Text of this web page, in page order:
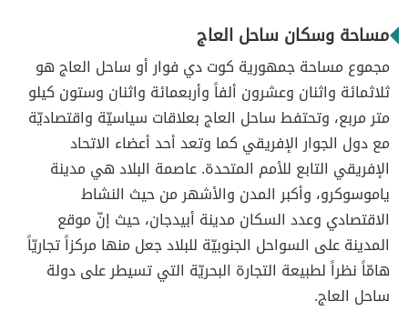
مساحة وسكان ساحل العاج
مجموع مساحة جمهورية كوت دي فوار أو ساحل العاج هو
ثلاثمائة واثنان وعشرون ألفاً وأربعمائة واثنان وستون كيلو
متر مربع، وتحتفط ساحل العاج بعلاقات سياسيّة واقتصاديّة
مع دول الجوار الإفريقي كما وتعد أحد أعضاء الاتحاد
الإفريقي التابع للأمم المتحدة. عاصمة البلاد هي مدينة
ياموسوكرو، وأكبر المدن والأشهر من حيث النشاط
الاقتصادي وعدد السكان مدينة أبيدجان، حيث إنّ موقع
المدينة على السواحل الجنوبيّة للبلاد جعل منها مركزاً تجاريّاً
هامّاً نظراً لطبيعة التجارة البحريّة التي تسيطر على دولة
ساحل العاج.